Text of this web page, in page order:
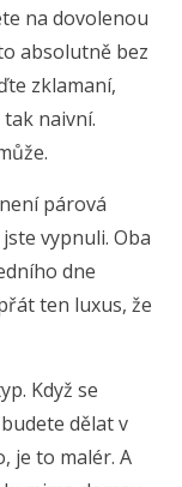
na dovolenou
absolutně bez
zklamaní,
naivní.
párová
vypnuli. Oba
dne
ten luxus, že
Když se
dělat v
je to malér. A